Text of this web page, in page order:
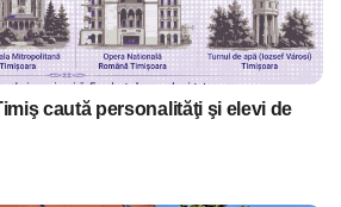
caută personalităţi şi elevi de